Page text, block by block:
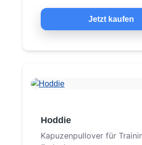
Jetzt kaufen
Hoddie
Kapuzenpullover für